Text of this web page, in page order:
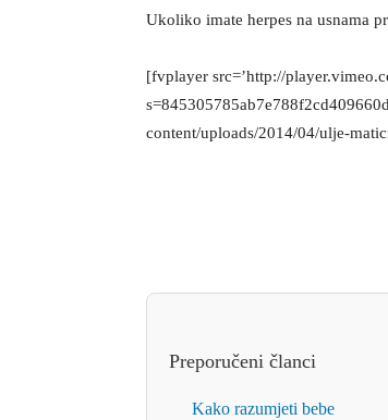
Ukoliko imate herpes na usnama
[fvplayer src=’http://
content/uploads/2014/04/ulje-
Preporučeni članci
Kako razumjeti bebe